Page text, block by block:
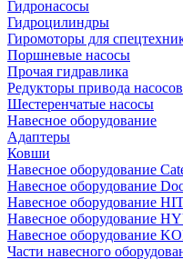
Гидронасосы
Гидроцилиндры
Гиромоторы для
Поршневые насосы
Прочая гидравлика
Редукторы привода
Шестеренчатые насосы
Навесное оборудование
Адаптеры
Ковши
Навесное оборудование
Навесное оборудование
Навесное оборудование
Навесное оборудование
Навесное оборудование
Части навесного